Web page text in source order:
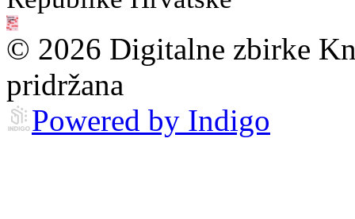
© 2026 Digitalne zbirke
pridržana
Powered by Indigo